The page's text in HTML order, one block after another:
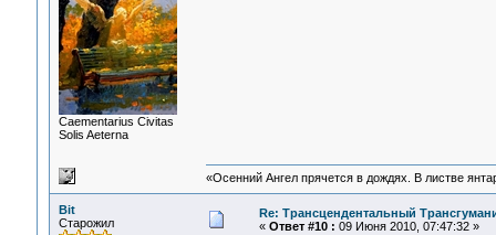
Сaementarius Civitas
Solis Aeterna
«Осенний Ангел прячется в дождях. В листве
Bit
Старожил
Re: Трансцендентальный
« Ответ #10 : 09 Июня 2010, 07:47:32 »